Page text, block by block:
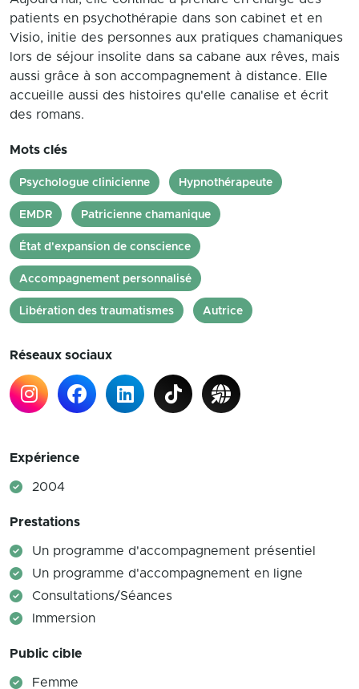
patients en psychothérapie dans son cabinet et en
Visio, initie des personnes aux pratiques chamaniques
lors de séjour insolite dans sa cabane aux rêves, mais
aussi grâce à son accompagnement à distance. Elle
accueille aussi des histoires qu'elle canalise et écrit
des romans.
Mots clés
Psychologue clinicienne Hypnothérapeute
EMDR Patricienne chamanique
État d'expansion de conscience
Accompagnement personnalisé
Libération des traumatismes Autrice
Réseaux sociaux
Expérience
2004
Prestations
Un programme d'accompagnement présentiel
Un programme d'accompagnement en ligne
Consultations/Séances
Immersion
Public cible
Femme